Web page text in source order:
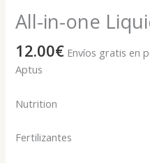
All-in-one
12.00€ Envíos gratis en
Aptus
Nutrition
Fertilizantes
cantidad